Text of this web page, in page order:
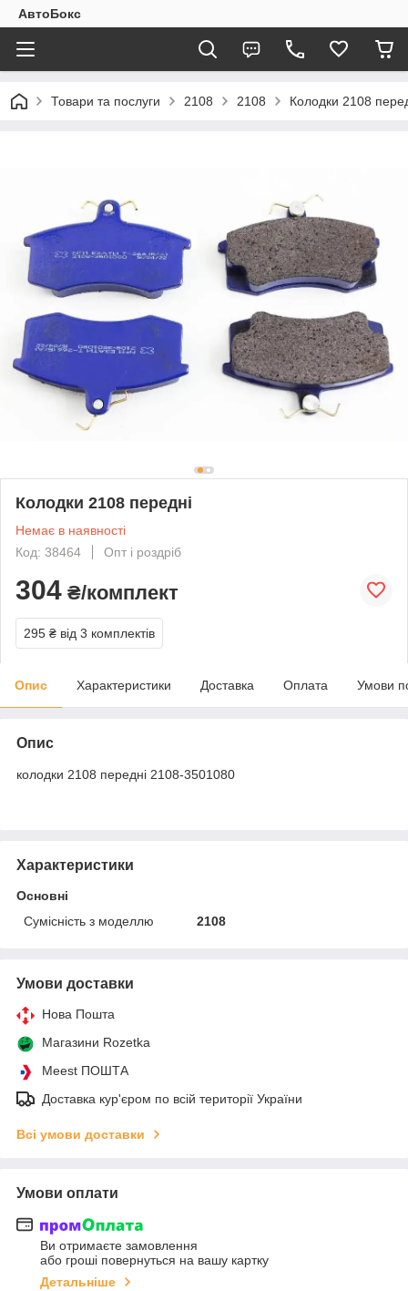
АвтоБокс
Товари та послуги 2108 2108 Колодки 2108
Колодки 2108 передні
Немає в наявності
Код: 38464
Опт і роздріб
304 ₴/комплект
295 ₴ від 3 комплектів
Опис Характеристики Доставка Оплата Умови
Опис
колодки 2108 передні 2108-3501080
Характеристики
Основні
Сумісність з моделлю
2108
Умови доставки
Нова Пошта
Магазини Rozetka
Meest ПОШТА
Доставка кур'єром по всій території України
Всі умови доставки
Умови оплати
Ви отримаєте замовлення
або гроші повернуться на вашу картку
Детальніше